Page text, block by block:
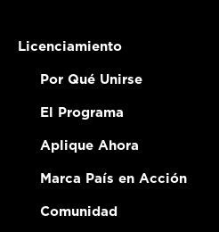
Licenciamiento
Por Qué Unirse
El Programa
Aplique Ahora
Marca País en Acción
Comunidad